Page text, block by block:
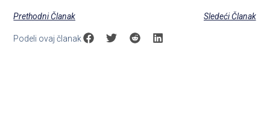
Prethodni Članak Sledeći Članak
Podeli ovaj članak